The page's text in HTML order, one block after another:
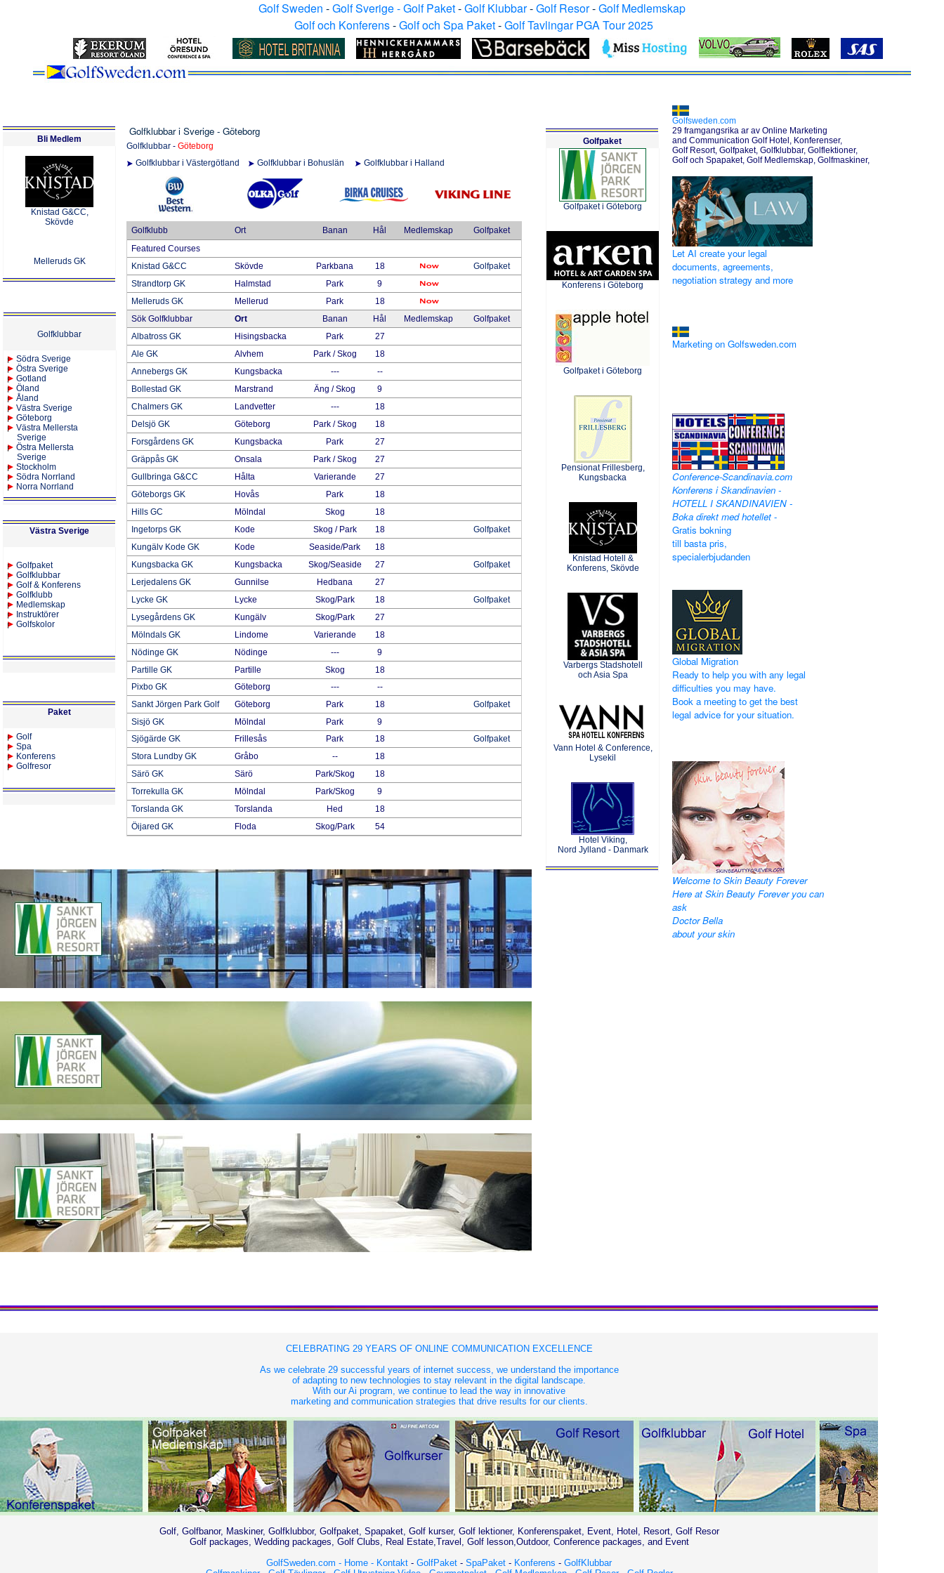
Golf Sweden -Golf Sverige - Golf Paket-Golf Klubbar-Golf Resor-Golf Medlemskap
Golf och Konferens-Golf och Spa Paket-Golf Tavlingar PGA Tour 2025
Bli Medlem
Knistad G&CC,
Skövde
Melleruds GK
Golfklubbar
Södra Sverige
Östra Sverige
Gotland
Öland
Åland
Västra Sverige
Göteborg
Västra Mellersta
Sverige
Östra Mellersta
Sverige
Stockholm
Södra Norrland
Norra Norrland
Västra Sverige
Golfpaket
Golfklubbar
Golf & Konferens
Golfklubb
Medlemskap
Instruktörer
Golfskolor
Paket
Golf
Spa
Konferens
Golfresor
Golfklubbar i Sverige - Göteborg
Golfklubbar- Göteborg
Golfklubbar i Västergötland
Golfklubbar i Bohuslän Golfklubbar i Halland
Golfklubb Ort Banan Hål Medlemskap
Golfpaket
Featured Courses
Knistad G&CC
Skövde Parkbana 18
Golfpaket
Strandtorp GK
Halmstad Park
9
Melleruds GK
Mellerud Park
18
Sök Golfklubbar
Ort Banan Hål Medlemskap
Golfpaket
Albatross GK
Hisingsbacka Park
27
Ale GK
Alvhem Park / Skog
18
Annebergs GK
Kungsbacka ---
--
Bollestad GK
Marstrand Äng / Skog
9
Chalmers GK
Landvetter ---
18
Delsjö GK
Göteborg Park / Skog
18
Forsgårdens GK
Kungsbacka Park
27
Gräppås GK
Onsala Park / Skog
27
Gullbringa G&CC
Hålta Varierande
27
Göteborgs GK
Hovås Park
18
Hills GC
Mölndal Skog
18
Ingetorps GK
Kode Skog / Park 18
Golfpaket
Kungälv Kode GK
Kode Seaside/Park
18
Kungsbacka GK
Kungsbacka Skog/Seaside 27
Golfpaket
Lerjedalens GK
Gunnilse Hedbana
27
Lycke GK
Lycke Skog/Park 18
Golfpaket
Lysegårdens GK
Kungälv Skog/Park
27
Mölndals GK
Lindome Varierande
18
Nödinge GK
Nödinge ---
9
Partille GK
Partille Skog
18
Pixbo GK
Göteborg ---
--
Sankt Jörgen Park Golf
Göteborg Park 18
Golfpaket
Sisjö GK
Mölndal Park
9
Sjögärde GK
Frillesås Park 18
Golfpaket
Stora Lundby GK
Gråbo --
18
Särö GK
Särö Park/Skog
18
Torrekulla GK
Mölndal Park/Skog
9
Torslanda GK
Torslanda Hed
18
Öijared GK
Floda Skog/Park 54
Golfpaket
Golfpaket i Göteborg
Konferens i Göteborg
Golfpaket i Göteborg
Pensionat Frillesberg,
Kungsbacka
Knistad Hotell &
Konferens, Skövde
Varbergs Stadshotell
och Asia Spa
Vann Hotel & Conference,
Lysekil
Hotel Viking,
Nord Jylland - Danmark
Golfsweden.com
29 framgangsrika ar av Online Marketing
and Communication Golf Hotel, Konferenser,
Golf Resort, Golfpaket, Golfklubbar, Golflektioner,
Golf och Spapaket, Golf Medlemskap, Golfmaskiner,
Let AI create your legal
documents, agreements,
negotiation strategy and more
Marketing on Golfsweden.com
Conference-Scandinavia.com
Konferens i Skandinavien -
HOTELL I SKANDINAVIEN -
Boka direkt med hotellet-
Gratis bokning
till basta pris,
specialerbjudanden
Global Migration
Ready to help you with any legal
difficulties you may have.
Book a meeting to get the best
legal advice for your situation.
Welcome to Skin Beauty Forever
Here at Skin Beauty Forever you can
ask
Doctor Bella
about your skin
CELEBRATING 29 YEARS OF ONLINE COMMUNICATION EXCELLENCE
As we celebrate 29 successful years of internet success, we understand the importance
of adapting to new technologies to stay relevant in the digital landscape.
With our Ai program, we continue to lead the way in innovative
marketing and communication strategies that drive results for our clients.
Golf, Golfbanor, Maskiner, Golfklubbor, Golfpaket, Spapaket, Golf kurser, Golf lektioner, Konferenspaket, Event, Hotel, Resort, Golf Resor
Golf packages, Wedding packages, Golf Clubs, Real Estate,Travel, Golf lesson,Outdoor, Conference packages, and Event
GolfSweden.com - Home - Kontakt - GolfPaket - SpaPaket - Konferens - GolfKlubbar